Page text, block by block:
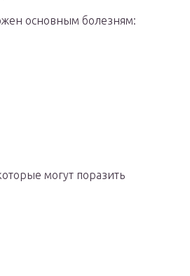
основным болезням:
могут поразить